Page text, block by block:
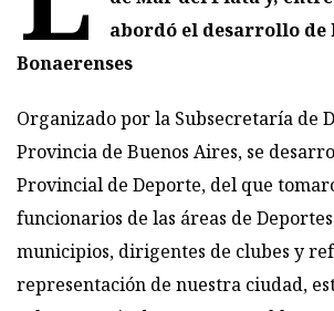
abordó el desarrollo de
Bonaerenses
Organizado por la Subsecretaría de
Provincia de Buenos Aires, se
Provincial de Deporte, del que
funcionarios de las áreas de
municipios, dirigentes de clubes y
representación de nuestra ciudad,